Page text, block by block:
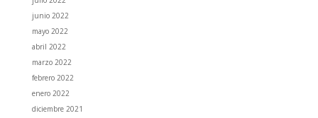
junio 2022
mayo 2022
abril 2022
marzo 2022
febrero 2022
enero 2022
diciembre 2021